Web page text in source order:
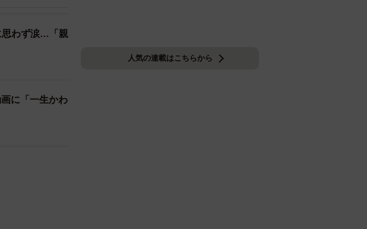
ユニークで思
心境でした
お話ししてら
思わず涙…「親
に「一生かわ
人気の連載はこちらから